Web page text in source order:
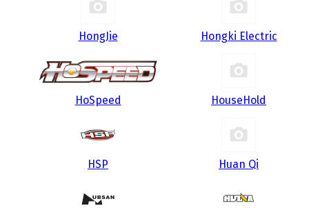
HongJie Hongki Electric
HoSpeed HouseHold
HSP Huan Qi